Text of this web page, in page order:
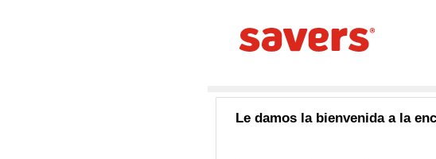
Le damos la bienvenida a la